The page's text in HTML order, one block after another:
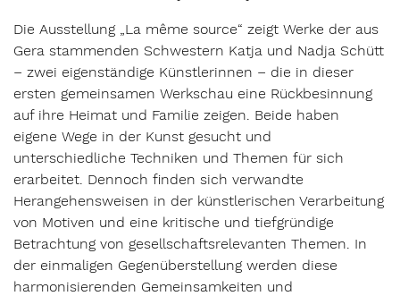
Die Ausstellung „La même source“ zeigt Werke der aus
Gera stammenden Schwestern Katja und Nadja Schütt
– zwei eigenständige Künstlerinnen – die in dieser
ersten gemeinsamen Werkschau eine Rückbesinnung
auf ihre Heimat und Familie zeigen. Beide haben
eigene Wege in der Kunst gesucht und
unterschiedliche Techniken und Themen für sich
erarbeitet. Dennoch finden sich verwandte
Herangehensweisen in der künstlerischen Verarbeitung
von Motiven und eine kritische und tiefgründige
Betrachtung von gesellschaftsrelevanten Themen. In
der einmaligen Gegenüberstellung werden diese
harmonisierenden Gemeinsamkeiten und